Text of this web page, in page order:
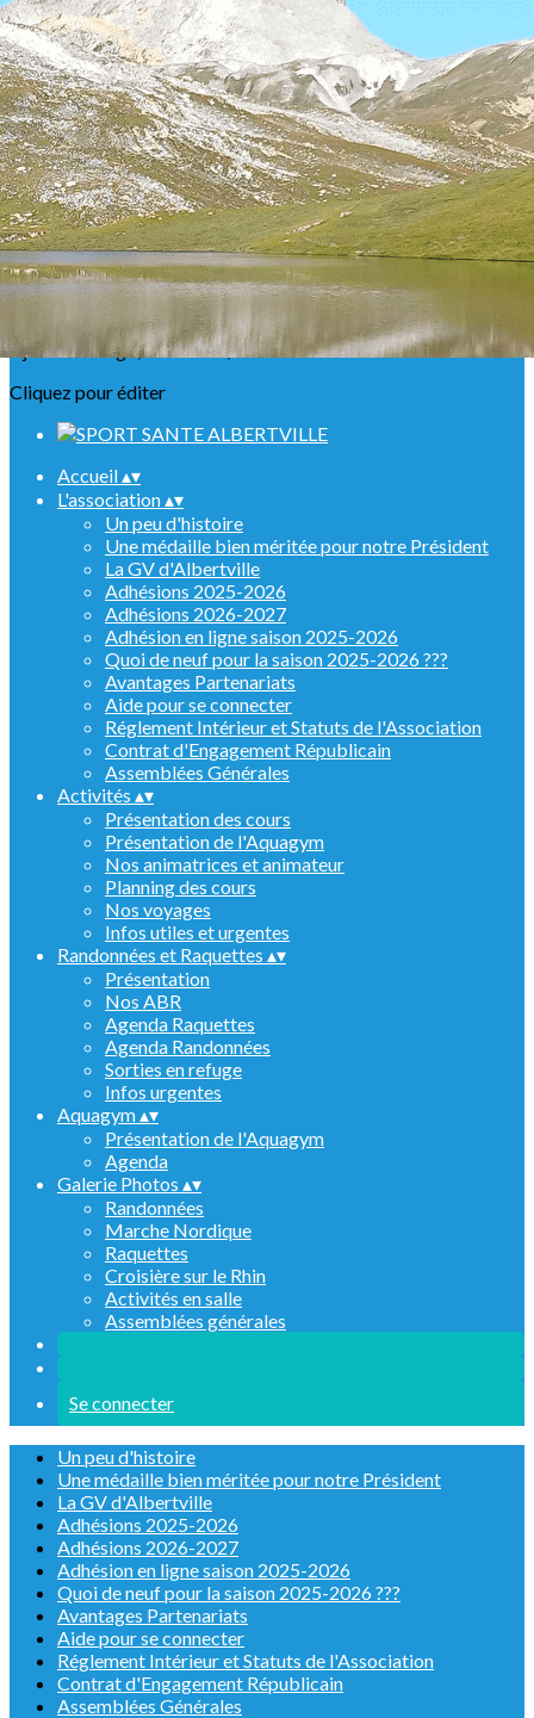
Exporter les lignes sélectionnées
Exporter toutes les colonnes
Exporter uniquement les colonnes affichées
Menu
<
>
Présentation
Nos ABR
Agenda Raquettes
Agenda Randonnées
Sorties en refuge
Infos urgentes
Ajoutez un logo, un bouton, des réseaux sociaux
Cliquez pour éditer
Accueil▴▾
L'association▴▾
Un peu d'histoire
Une médaille bien méritée pour notre Président
La GV d'Albertville
Adhésions 2025-2026
Adhésions 2026-2027
Adhésion en ligne saison 2025-2026
Quoi de neuf pour la saison 2025-2026 ???
Avantages Partenariats
Aide pour se connecter
Réglement Intérieur et Statuts de l'Association
Contrat d'Engagement Républicain
Assemblées Générales
Activités ▴▾
Présentation des cours
Présentation de l'Aquagym
Nos animatrices et animateur
Planning des cours
Nos voyages
Infos utiles et urgentes
Randonnées et Raquettes ▴▾
Présentation
Nos ABR
Agenda Raquettes
Agenda Randonnées
Sorties en refuge
Infos urgentes
Aquagym▴▾
Présentation de l'Aquagym
Agenda
Galerie Photos ▴▾
Randonnées
Marche Nordique
Raquettes
Croisière sur le Rhin
Activités en salle
Assemblées générales
Se connecter
Un peu d'histoire
Une médaille bien méritée pour notre Président
La GV d'Albertville
Adhésions 2025-2026
Adhésions 2026-2027
Adhésion en ligne saison 2025-2026
Quoi de neuf pour la saison 2025-2026 ???
Avantages Partenariats
Aide pour se connecter
Réglement Intérieur et Statuts de l'Association
Contrat d'Engagement Républicain
Assemblées Générales